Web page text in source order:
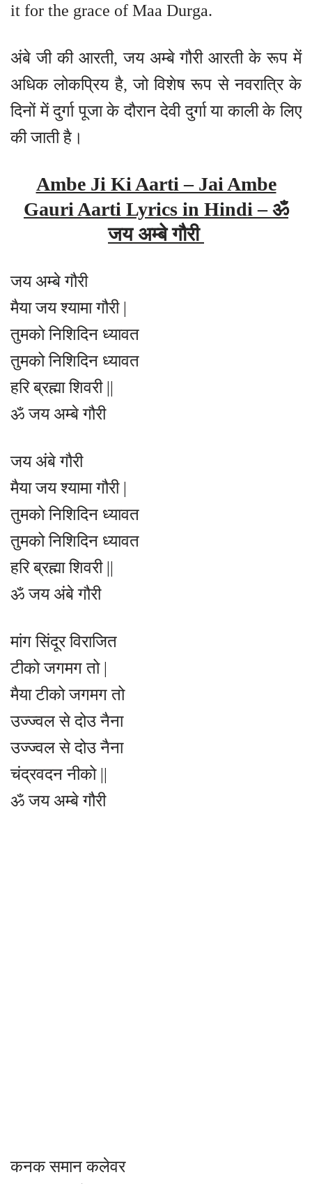
it for the grace of Maa Durga.
अंबे जी की आरती, जय अम्बे गौरी आरती के रूप में
अधिक लोकप्रिय है, जो विशेष रूप से नवरात्रि के
दिनों में दुर्गा पूजा के दौरान देवी दुर्गा या काली के लिए
की जाती है।
Ambe Ji Ki Aarti – Jai Ambe
Gauri Aarti Lyrics in Hindi – ॐ
जय अम्बे गौरी
जय अम्बे गौरी
मैया जय श्यामा गौरी |
तुमको निशिदिन ध्यावत
तुमको निशिदिन ध्यावत
हरि ब्रह्मा शिवरी ||
ॐ जय अम्बे गौरी
जय अंबे गौरी
मैया जय श्यामा गौरी |
तुमको निशिदिन ध्यावत
तुमको निशिदिन ध्यावत
हरि ब्रह्मा शिवरी ||
ॐ जय अंबे गौरी
मांग सिंदूर विराजित
टीको जगमग तो |
मैया टीको जगमग तो
उज्ज्वल से दोउ नैना
उज्ज्वल से दोउ नैना
चंद्रवदन नीको ||
ॐ जय अम्बे गौरी
कनक समान कलेवर